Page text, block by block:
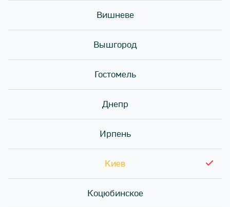
Вишневе
Вышгород
Гостомель
Днепр
Ирпень
Киев
Коцюбинское